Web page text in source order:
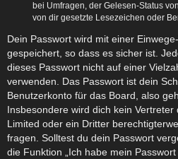
bei Umfragen, der Gelesen-Status
von dir gesetzte Lesezeichen oder
Dein Passwort wird mit einer
gespeichert, so dass es sicher ist.
dieses Passwort nicht auf einer
verwenden. Das Passwort ist dein
Benutzerkonto für das Board, also
Insbesondere wird dich kein
Limited oder ein Dritter
fragen. Solltest du dein Passwort
die Funktion „Ich habe mein